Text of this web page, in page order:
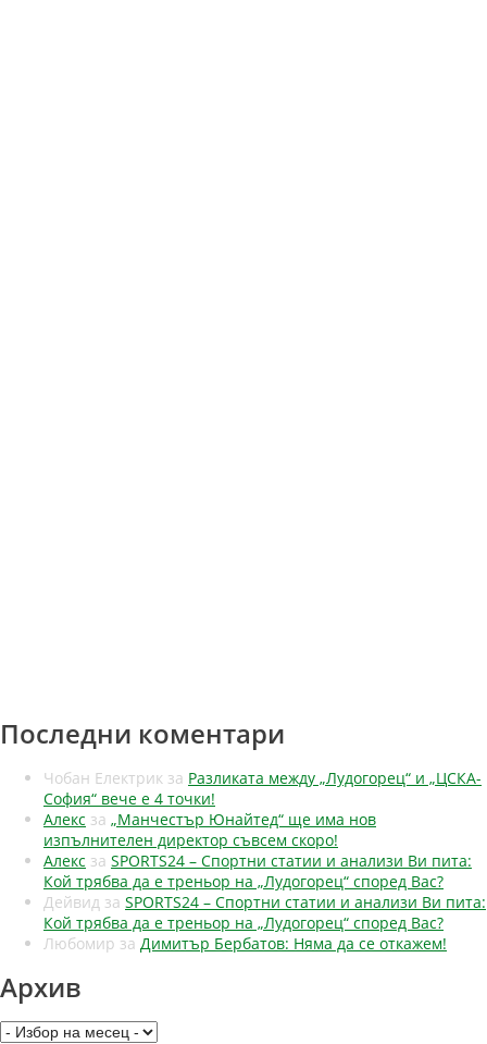
Последни коментари
Чобан Електрик за Разликата между „Лудогорец“ и „ЦСКА-
София“ вече е 4 точки!
Алекс за „Манчестър Юнайтед“ ще има нов
изпълнителен директор съвсем скоро!
Алекс за SPORTS24 – Спортни статии и анализи Ви пита:
Кой трябва да е треньор на „Лудогорец“ според Вас?
Дейвид за SPORTS24 – Спортни статии и анализи Ви пита:
Кой трябва да е треньор на „Лудогорец“ според Вас?
Любомир за Димитър Бербатов: Няма да се откажем!
Архив
Архив